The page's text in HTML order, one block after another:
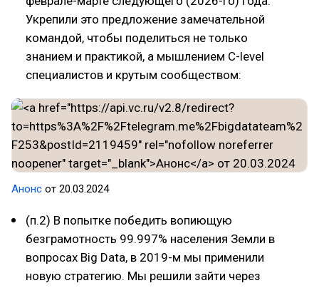
Укрепили это предложение замечательной
командой, чтобы поделиться не только
знанием и практикой, а мышлением C-level
специалистов и крутым сообществом:
Анонс от 20.03.2024
(п.2) В попытке победить вопиющую
безграмотность 99.997% населения Земли в
вопросах Big Data, в 2019-м мы применили
новую стратегию. Мы решили зайти через